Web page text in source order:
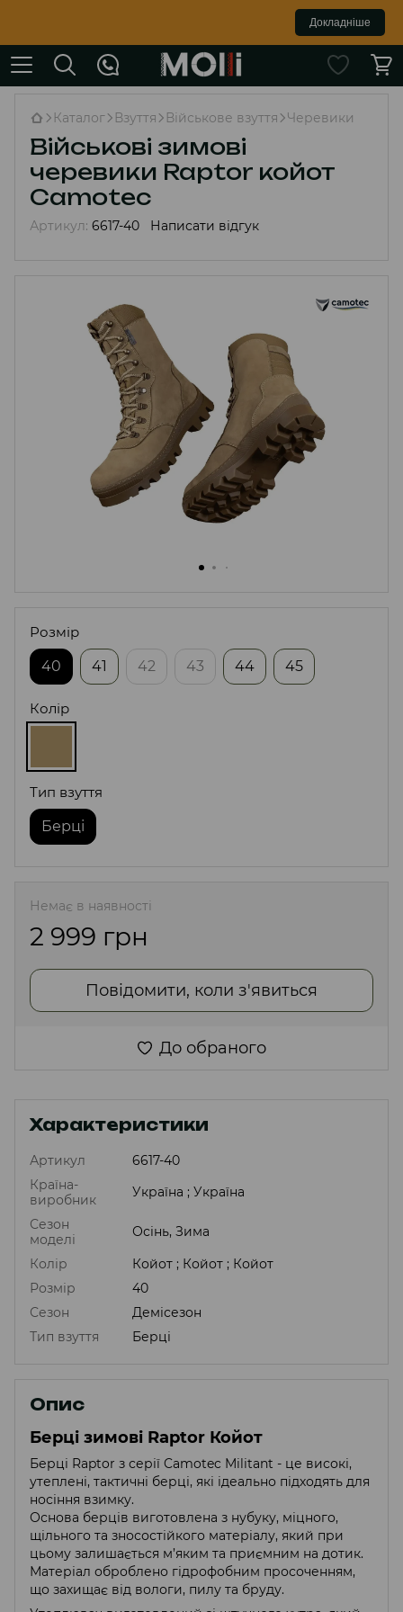
Докладніше
Каталог Взуття Військове взуття Черевики
Військові зимові
черевики Raptor койот
Camotec
Артикул: 6617-40 Написати відгук
Розмір
40
41 42 43 44 45
Колір
Тип взуття
Берці
Немає в наявності
2 999 грн
Повідомити, коли з'явиться
До обраного
Характеристики
Артикул
6617-40
Країна-
виробник
Україна ; Україна
Сезон
моделі
Осінь, Зима
Колір
Койот ; Койот ; Койот
Розмір
40
Сезон
Демісезон
Тип взуття
Берці
Опис
Берцi зимовi Raptor Койот
Берці Raptor з серії Camotec Militant - це високі,
утеплені, тактичні берці, які ідеально підходять для
носіння взимку.
Основа берців виготовлена з нубуку, міцного,
щільного та зносостійкого матеріалу, який при
цьому залишається м’яким та приємним на дотик.
Матеріал оброблено гідрофобним просоченням,
що захищає від вологи, пилу та бруду.